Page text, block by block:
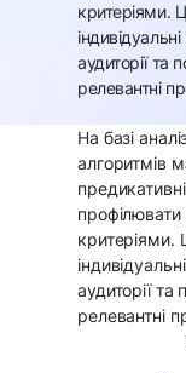
критеріями.
аудиторії та
релевантні
На базі
алгоритмів
критеріями.
аудиторії та
релевантні